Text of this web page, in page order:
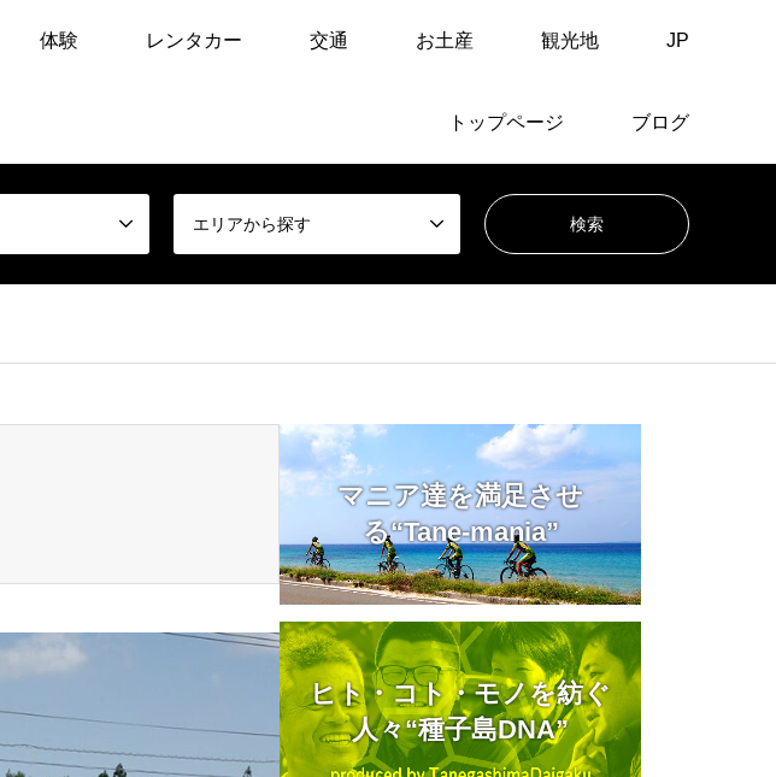
体験 レンタカー 交通 お土産 観光地 JP
トップページ ブログ
エリアから探す
マニア達を満足させ
る“Tane-mania”
ヒト・コト・モノを紡ぐ
人々“種子島DNA”